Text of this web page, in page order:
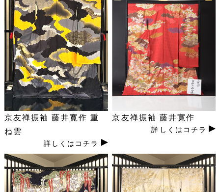
京友禅振袖 藤井寛作 重
ね雲
詳しくはコチラ
京友禅振袖 藤井寛作
詳しくはコチラ